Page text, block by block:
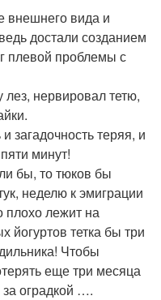
внешнего вида и
достали созданием
плевой проблемы с
нервировал тетю,
загадочность теряя, и
минут!
бы, то тюков бы
неделю к эмиграции
плохо лежит на
йогуртов тетка бы три
Чтобы
еще три месяца
оградкой ….